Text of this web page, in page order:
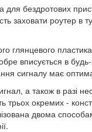
для бездротових
заховати роутер в
глянцевого
вписується в
сигналу має
а також в разі
трьох окремих -
двома